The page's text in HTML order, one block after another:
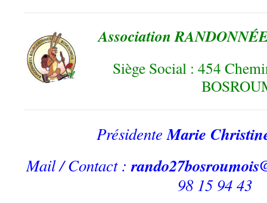
Association
Siège Social : 454
Présidente Marie
Mail / Contact :
98 15 94 43